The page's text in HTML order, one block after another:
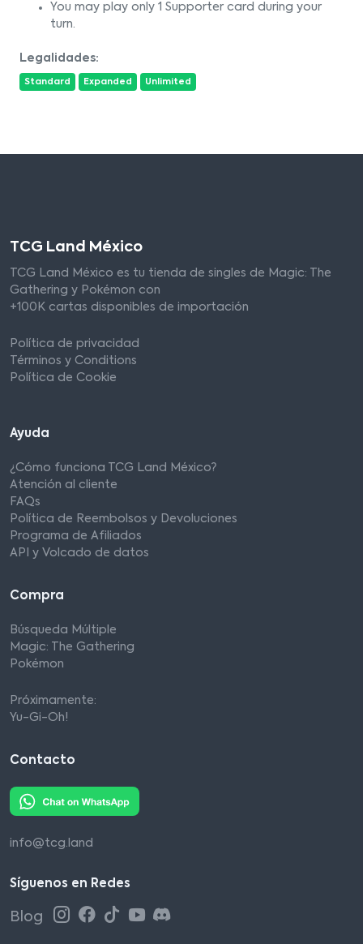
You may play only 1 Supporter card during your
turn.
Legalidades:
Standard Expanded Unlimited
TCG Land México
TCG Land México es tu tienda de singles de Magic: The
Gathering y Pokémon con
+100K cartas disponibles de importación
Política de privacidad
Términos y Conditions
Política de Cookie
Ayuda
¿Cómo funciona TCG Land México?
Atención al cliente
FAQs
Política de Reembolsos y Devoluciones
Programa de Afiliados
API y Volcado de datos
Compra
Búsqueda Múltiple
Magic: The Gathering
Pokémon
Próximamente:
Yu-Gi-Oh!
Contacto
info@tcg.land
Síguenos en Redes
Blog